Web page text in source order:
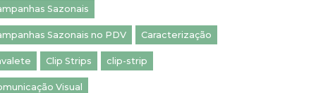
Sazonais
Sazonais no PDV Caracterização
Clip Strips clip-strip
Visual